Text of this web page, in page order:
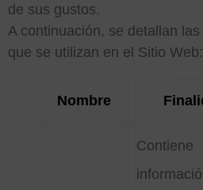
de sus gustos.
A continuación, se detallan
que se utilizan en el Sitio Web:
Nombre
Contiene